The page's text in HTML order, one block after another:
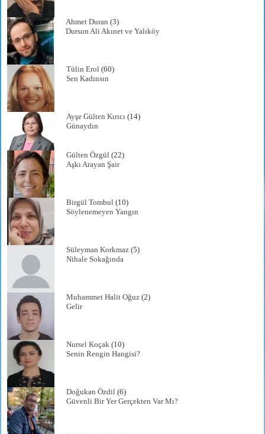
Ahmet Duran (3)
Dursun Ali Akınet ve Yalıköy
Tülin Erol (60)
Sen Kadınsın
Ayşe Gülten Kırıcı (14)
Günaydın
Gülten Özgül (22)
Aşkı Arayan Şair
Birgül Tombul (10)
Söylenemeyen Yangın
Süleyman Korkmaz (5)
Nihale Sokağında
Muhammet Halit Oğuz (2)
Gelir
Nursel Koçak (10)
Senin Rengin Hangisi?
Doğukan Özdil (6)
Güvenli Bir Yer Gerçekten Var Mı?